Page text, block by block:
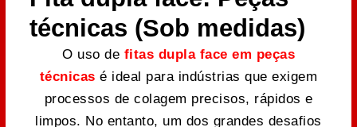
técnicas (Sob medidas)
O uso de fitas dupla face em peças
técnicas é ideal para indústrias que exigem
processos de colagem precisos, rápidos e
limpos. No entanto, um dos grandes desafios